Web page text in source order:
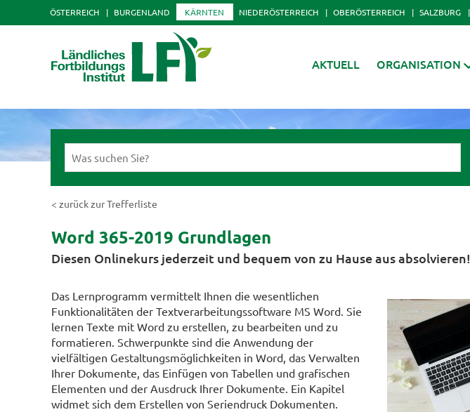
ÖSTERREICH BURGENLAND KÄRNTEN NIEDERÖSTERREICH OBERÖSTERREICH SALZBURG
AKTUELL ORGANISATION
< zurück zur Trefferliste
Word 365-2019 Grundlagen
Diesen Onlinekurs jederzeit und bequem von zu Hause aus absolvieren!
Das Lernprogramm vermittelt Ihnen die wesentlichen
Funktionalitäten der Textverarbeitungssoftware MS Word. Sie
lernen Texte mit Word zu erstellen, zu bearbeiten und zu
formatieren. Schwerpunkte sind die Anwendung der
vielfältigen Gestaltungsmöglichkeiten in Word, das Verwalten
Ihrer Dokumente, das Einfügen von Tabellen und grafischen
Elementen und der Ausdruck Ihrer Dokumente. Ein Kapitel
widmet sich dem Erstellen von Seriendruck Dokumenten.